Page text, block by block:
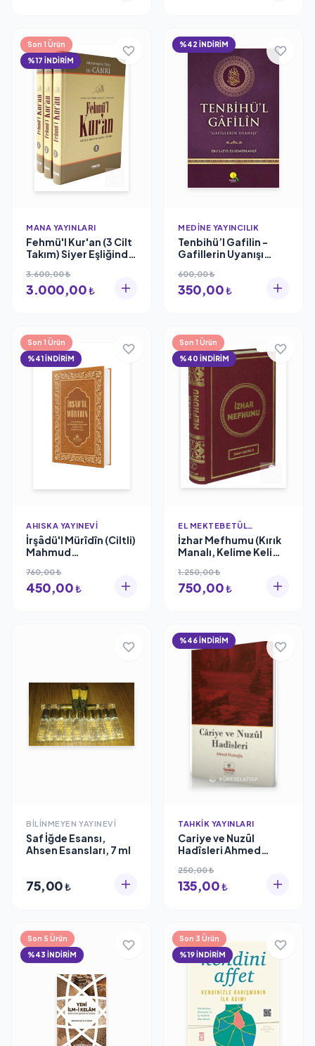
Son 1 Ürün
%17 İNDİRİM
MANA YAYINLARI
Fehmü'l Kur'an (3 Cilt
Takım) Siyer Eşliğinde
Muhammed Abid El-
Cabiri
3.600,00 ₺
3.000,00₺
%42 İNDİRİM
MEDINE YAYINCILIK
Tenbihü’l Gafilin -
Gafillerin Uyanışı
Leys Semerkandi
Ravza Yayınları
600,00 ₺
350,00₺
Son 1 Ürün
%41 İNDİRİM
AHISKA YAYINEVI
İrşâdü'l Mürîdîn (Ciltli)
Mahmud
Ahıska Yayınevi
760,00 ₺
450,00₺
Son 1 Ürün
%40 İNDİRİM
EL MEKTEBETÜL
MAHMUDIYYE
İzhar Mefhumu (Kırık
Manalı, Kelime Kelime
Birgivi El Mektebetül
Mahmudiyye
1.250,00 ₺
750,00₺
BILINMEYEN YAYINEVI
Saf İğde Esansı,
Ahsen Esansları, 7 ml
75,00₺
%46 İNDİRİM
TAHKIK YAYINLARI
Cariye ve Nuzûl
Hadîsleri Ahmed
250,00 ₺
135,00₺
Son 5 Ürün
%43 İNDİRİM
Son 3 Ürün
%19 İNDİRİM